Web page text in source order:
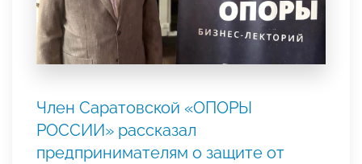
Член Саратовской «ОПОРЫ
РОССИИ» рассказал
предпринимателям о защите от